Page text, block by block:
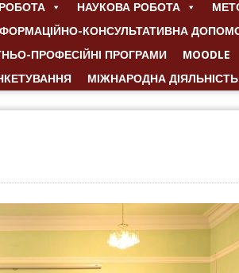
НАУКОВА РОБОТА
КОНСУЛЬТАТИВНА
ПРОФЕСІЙНІ ПРОГРАМИ
MOODLE
МІЖНАРОДНА ДІЯЛЬНІСТЬ